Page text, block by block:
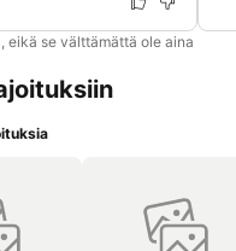
se välttämättä ole aina